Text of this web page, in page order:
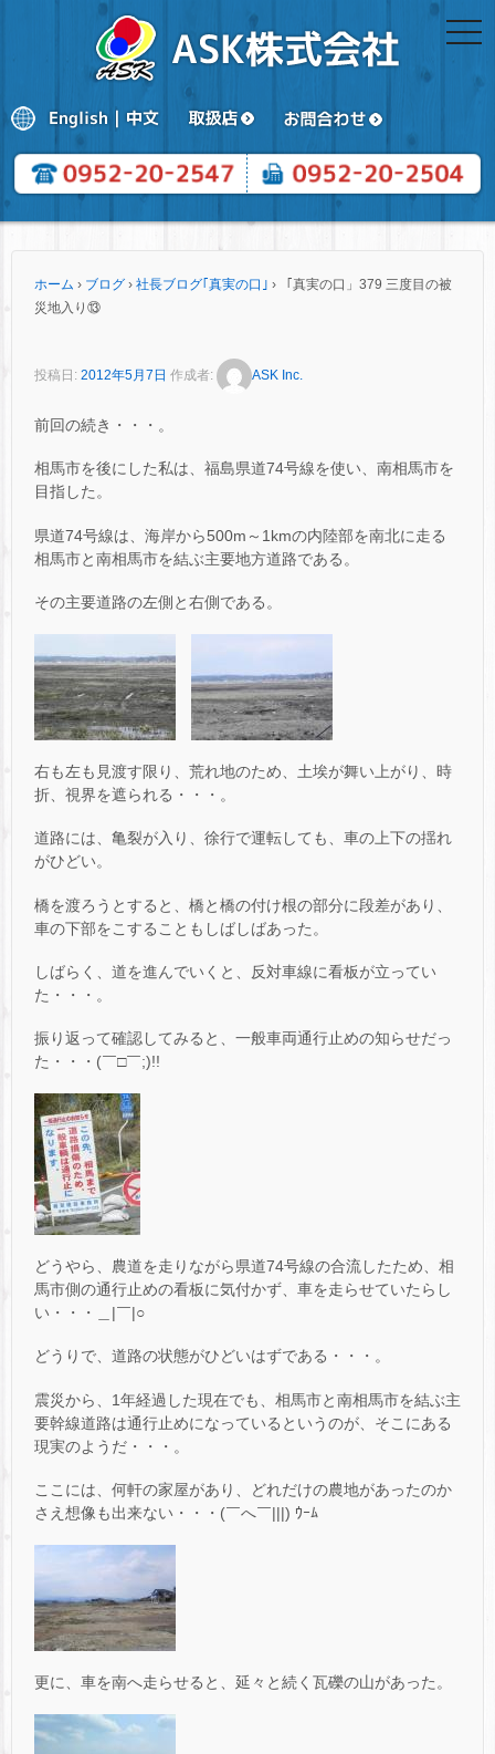
ホーム › ブログ › 社長ブログ｢真実の口｣ ›
「真実の口」379 三度目の被
災地入り⑬
投稿日: 2012年5月7日 作成者: ASK Inc.
前回の続き・・・。
相馬市を後にした私は、福島県道74号線を使い、南相馬市を
目指した。
県道74号線は、海岸から500m～1kmの内陸部を南北に走る
相馬市と南相馬市を結ぶ主要地方道路である。
その主要道路の左側と右側である。
右も左も見渡す限り、荒れ地のため、土埃が舞い上がり、時
折、視界を遮られる・・・。
道路には、亀裂が入り、徐行で運転しても、車の上下の揺れ
がひどい。
橋を渡ろうとすると、橋と橋の付け根の部分に段差があり、
車の下部をこすることもしばしばあった。
しばらく、道を進んでいくと、反対車線に看板が立ってい
た・・・。
振り返って確認してみると、一般車両通行止めの知らせだっ
た・・・(￣□￣;)!!
どうやら、農道を走りながら県道74号線の合流したため、相
馬市側の通行止めの看板に気付かず、車を走らせていたらし
い・・・＿|￣|○
どうりで、道路の状態がひどいはずである・・・。
震災から、1年経過した現在でも、相馬市と南相馬市を結ぶ主
要幹線道路は通行止めになっているというのが、そこにある
現実のようだ・・・。
ここには、何軒の家屋があり、どれだけの農地があったのか
さえ想像も出来ない・・・(￣へ￣|||) ｳｰﾑ
更に、車を南へ走らせると、延々と続く瓦礫の山があった。